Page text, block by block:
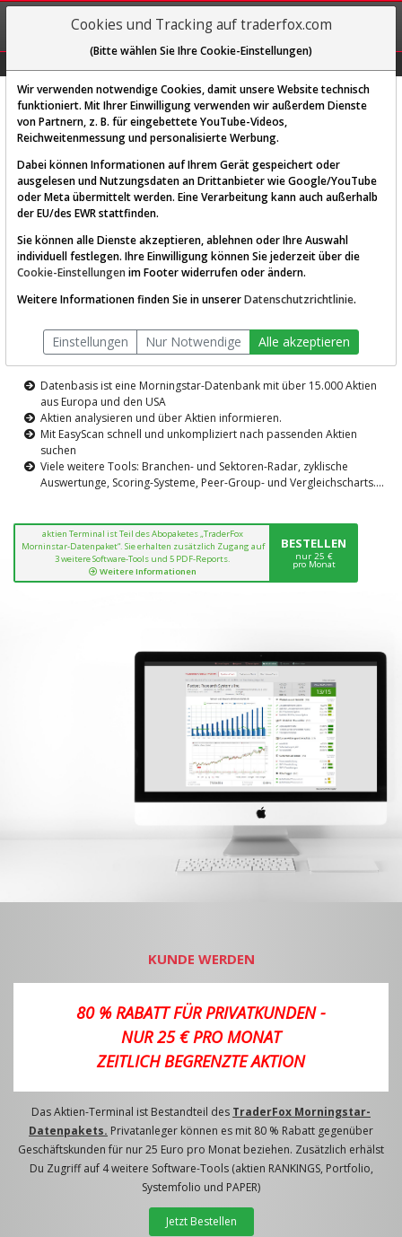
REGIS-
TRIEREN
Diese Funktion ist nur für
AKTIEN-TERMINAL
Die Aktienanalyse-Plattform von
TraderFox
Datenbasis ist eine Morningstar-Datenbank mit über 15.000 Aktien
aus Europa und den USA
Aktien analysieren und über Aktien informieren.
Mit EasyScan schnell und unkompliziert nach passenden Aktien
suchen
Viele weitere Tools: Branchen- und Sektoren-Radar, zyklische
Auswertunge, Scoring-Systeme, Peer-Group- und Vergleichscharts....
aktien Terminal ist Teil des Abopaketes „TraderFox
Morninstar-Datenpaket“. Sie erhalten zusätzlich Zugang auf
3 weitere Software-Tools und 5 PDF-Reports.
Weitere Informationen
BESTELLEN
nur 25 €
pro Monat
KUNDE WERDEN
80 % RABATT FÜR PRIVATKUNDEN -
NUR 25 € PRO MONAT
ZEITLICH BEGRENZTE AKTION
Das Aktien-Terminal ist Bestandteil des TraderFox Morningstar-
Datenpakets. Privatanleger können es mit 80 % Rabatt gegenüber
Geschäftskunden für nur 25 Euro pro Monat beziehen. Zusätzlich erhälst
Du Zugriff auf 4 weitere Software-Tools (aktien RANKINGS, Portfolio,
Systemfolio und PAPER)
Jetzt Bestellen
Cookies und Tracking auf traderfox.com
(Bitte wählen Sie Ihre Cookie-Einstellungen)
Wir verwenden notwendige Cookies, damit unsere Website technisch
funktioniert. Mit Ihrer Einwilligung verwenden wir außerdem Dienste
von Partnern, z. B. für eingebettete YouTube-Videos,
Reichweitenmessung und personalisierte Werbung.
Dabei können Informationen auf Ihrem Gerät gespeichert oder
ausgelesen und Nutzungsdaten an Drittanbieter wie Google/YouTube
oder Meta übermittelt werden. Eine Verarbeitung kann auch außerhalb
der EU/des EWR stattfinden.
Sie können alle Dienste akzeptieren, ablehnen oder Ihre Auswahl
individuell festlegen. Ihre Einwilligung können Sie jederzeit über die
Cookie-Einstellungen im Footer widerrufen oder ändern.
Weitere Informationen finden Sie in unsererDatenschutzrichtlinie.
Einstellungen Nur Notwendige Alle akzeptieren